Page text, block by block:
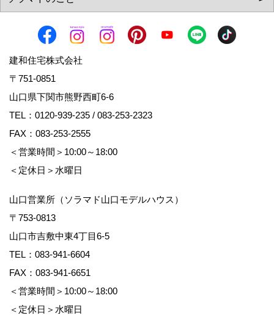
建和住宅株式会社
〒751-0851
山口県下関市熊野西町6-6
TEL： 0120-939-235 / 083-253-2323
FAX：083-253-2555
＜営業時間＞10:00～18:00
＜定休日＞水曜日
山口営業所（ソラマド山口モデルハウス）
〒753-0813
山口市吉敷中東4丁目6-5
TEL： 083-941-6604
FAX：083-941-6651
＜営業時間＞10:00～18:00
＜定休日＞水曜日